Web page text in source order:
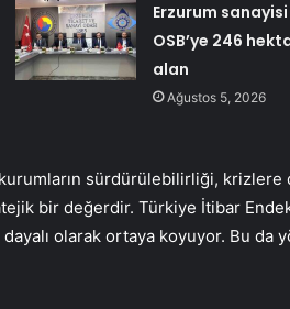
Erzurum
OSB’ye 246
alan
Ağustos 5, 2026
sürdürülebilirliği, krizlere
bir değerdir. Türkiye İtibar
olarak ortaya koyuyor. Bu da